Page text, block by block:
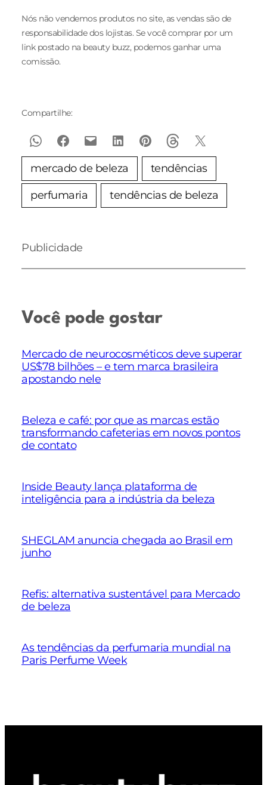
Nós não vendemos produtos no site, as vendas são de
responsabilidade dos lojistas. Se você comprar por um
link postado na beauty buzz, podemos ganhar uma
comissão.
Compartilhe:
mercado de beleza tendências
perfumaria tendências de beleza
Publicidade
Você pode gostar
Mercado de neurocosméticos deve superar
US$78 bilhões – e tem marca brasileira
apostando nele
Beleza e café: por que as marcas estão
transformando cafeterias em novos pontos
de contato
Inside Beauty lança plataforma de
inteligência para a indústria da beleza
SHEGLAM anuncia chegada ao Brasil em
junho
Refis: alternativa sustentável para Mercado
de beleza
As tendências da perfumaria mundial na
Paris Perfume Week